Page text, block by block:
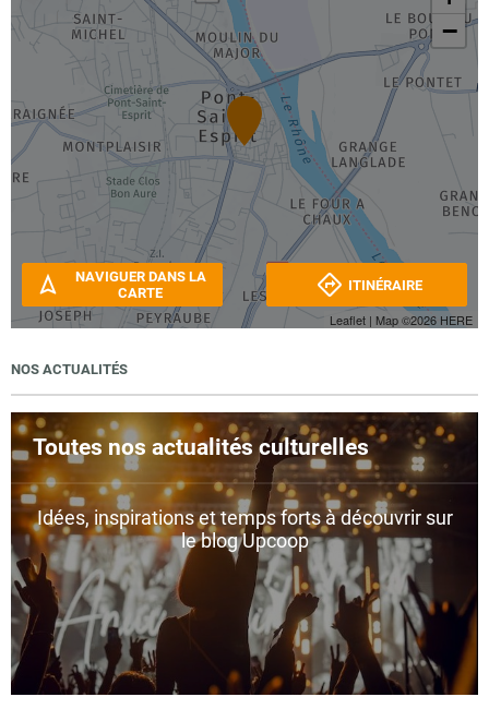
−
Leaflet | Map ©2026 HERE
NAVIGUER DANS LA
CARTE
ITINÉRAIRE
NOS ACTUALITÉS
Toutes nos actualités culturelles
Idées, inspirations et temps forts à découvrir sur
le blog Upcoop